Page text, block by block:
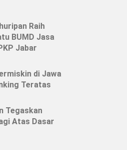
Raih
BUMD Jasa
Jabar
di Jawa
Teratas
Tegaskan
Atas Dasar